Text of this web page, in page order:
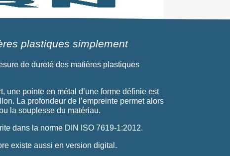
plastiques simplement
de dureté des matières plastiques
une pointe en métal d’une forme définie est
La profondeur de l’empreinte permet alors
la souplesse du matériau.
dans la norme DIN ISO 7619-1:2012.
existe aussi en version digital.